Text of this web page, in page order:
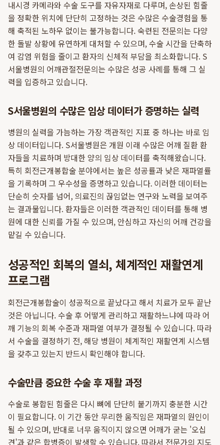
내시경 카메라와 수술 도구를 자유자재로 다루며, 손상된 힘줄
을 정확한 위치에 단단히 고정하는 것은 수많은 수술경험을 통
해 축적된 노하우 없이는 불가능합니다. 숙련된 전문의는 다양
한 돌발 상황에 유연하게 대처할 수 있으며, 수술 시간을 단축하
여 감염 위험을 줄이고 환자의 신체적 부담을 최소화합니다. S
서울병원의 어깨관절전문의는 수많은 성공 사례를 통해 그 실
력을 입증하고 있습니다.
S서울병원의 수많은 임상 데이터가 증명하는 실력
병원의 실력을 가늠하는 가장 객관적인 지표 중 하나는 바로 임
상 데이터입니다. S서울병원은 개원 이래 수많은 어깨 질환 환
자들을 치료하며 방대한 양의 임상 데이터를 축적해왔습니다.
특히 회전근개봉합술 분야에서는 높은 성공률과 낮은 재파열률
을 기록하며 그 우수성을 증명하고 있습니다. 이러한 데이터는
단순히 숫자를 넘어, 의료진의 끊임없는 연구와 노력을 보여주
는 결과물입니다. 환자들은 이러한 객관적인 데이터를 통해 병
원에 대한 신뢰를 가질 수 있으며, 안심하고 자신의 어깨 건강을
맡길 수 있습니다.
성공적인 회복의 열쇠, 체계적인 재활연계
프로그램
회전근개봉합술이 성공적으로 끝났다고 해서 치료가 모두 끝난
것은 아닙니다. 수술 후 어떻게 관리하고 재활하느냐에 따라 어
깨 기능의 회복 수준과 재파열 여부가 결정될 수 있습니다. 따라
서 수술을 결정하기 전, 해당 병원이 체계적인 재활연계 시스템
을 갖추고 있는지 반드시 확인해야 합니다.
수술만큼 중요한 수술 후 재활 과정
수술로 봉합된 힘줄은 다시 뼈에 단단히 붙기까지 충분한 시간
이 필요합니다. 이 기간 동안 무리한 움직임은 재파열의 원인이
될 수 있으며, 반대로 너무 움직이지 않으면 어깨가 굳는 '오십
견'과 같은 합병증이 발생할 수 있습니다. 따라서 전문가의 지도